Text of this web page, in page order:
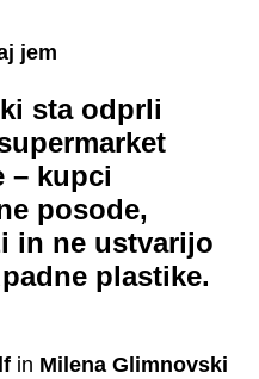
jem
sta odprli
– kupci
posode,
in ne ustvarijo
plastike.
in Milena Glimnovski